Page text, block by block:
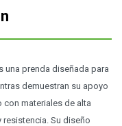
una prenda diseñada para
demuestran su apoyo
con materiales de alta
Su diseño